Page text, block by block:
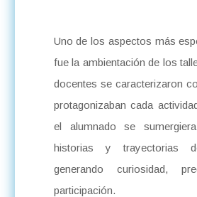
Uno de los aspectos más
fue la ambientación de los
docentes se caracterizaron
protagonizaban cada
el alumnado se
historias y trayectorias
generando curiosidad,
participación.